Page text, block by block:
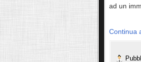
ad un
Continua